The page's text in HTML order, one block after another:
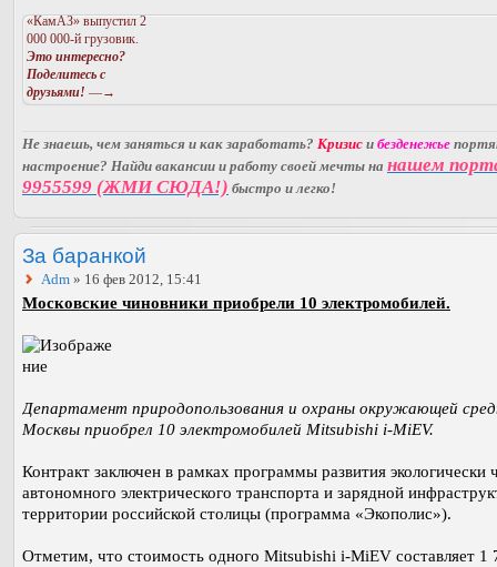
«КамАЗ» выпустил 2
000 000-й грузовик.
Это интересно?
Поделитесь с
друзьями! —→
Не знаешь, чем заняться и как заработать? Кризис и безденежье
настроение? Найди вакансии и работу своей мечты на нашем
9955599 (ЖМИ СЮДА!) быстро и легко!
За баранкой
Adm » 16 фев 2012, 15:41
Московские чиновники приобрели 10 электромобилей.
Департамент природопользования и охраны окружающей
Москвы приобрел 10 электромобилей Mitsubishi i-MiEV.
Контракт заключен в рамках программы развития экологически
автономного электрического транспорта и зарядной
территории российской столицы (программа «Экополис»).
Отметим, что стоимость одного Mitsubishi i-MiEV составляет 1